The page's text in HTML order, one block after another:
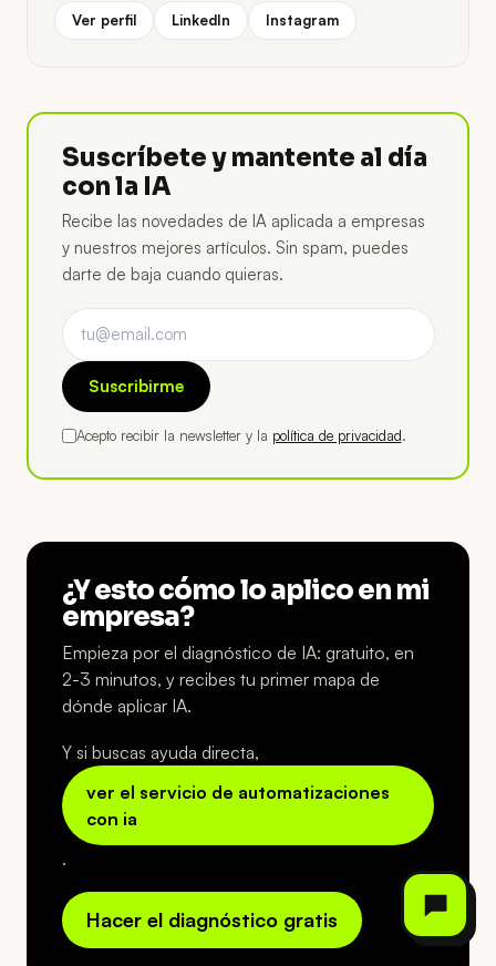
Ver perfil LinkedIn Instagram
Suscríbete y mantente al día
con la IA
Recibe las novedades de IA aplicada a empresas
y nuestros mejores artículos. Sin spam, puedes
darte de baja cuando quieras.
Suscribirme
Acepto recibir la newsletter y la política de privacidad.
¿Y esto cómo lo aplico en mi
empresa?
Empieza por el diagnóstico de IA: gratuito, en
2-3 minutos, y recibes tu primer mapa de
dónde aplicar IA.
Y si buscas ayuda directa,
ver el servicio de automatizaciones
con ia
.
Hacer el diagnóstico gratis